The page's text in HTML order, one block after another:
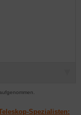
Spezialisten: